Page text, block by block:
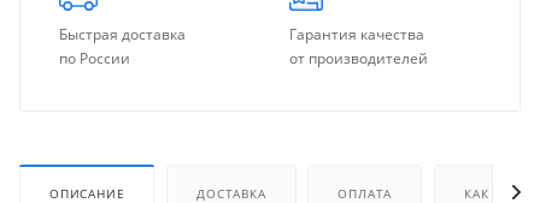
Быстрая доставка
по России
Гарантия качества
от производителей
ОПИСАНИЕ ДОСТАВКА ОПЛАТА КАК